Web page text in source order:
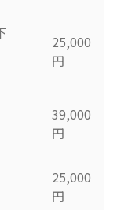
25,000
円
39,000
円
25,000
円